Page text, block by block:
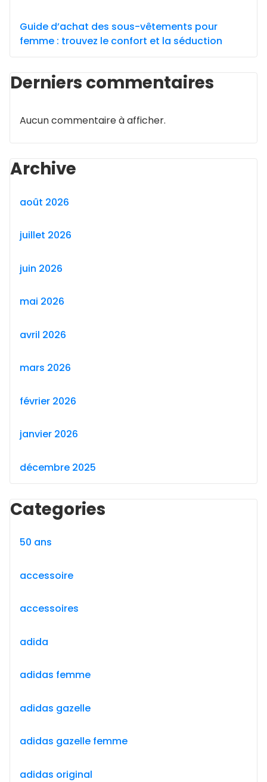
Guide d’achat des sous-vêtements pour
femme : trouvez le confort et la séduction
Derniers commentaires
Aucun commentaire à afficher.
Archive
août 2026
juillet 2026
juin 2026
mai 2026
avril 2026
mars 2026
février 2026
janvier 2026
décembre 2025
Categories
50 ans
accessoire
accessoires
adida
adidas femme
adidas gazelle
adidas gazelle femme
adidas original